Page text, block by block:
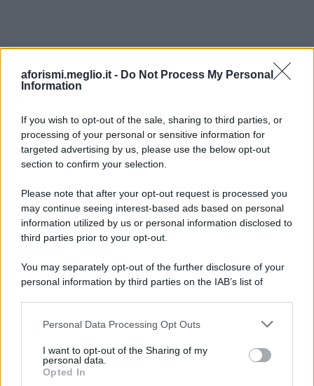
aforismi.meglio.it - Do Not Process My Personal
Information
If you wish to opt-out of the sale, sharing to third parties, or
processing of your personal or sensitive information for
targeted advertising by us, please use the below opt-out
section to confirm your selection.
Please note that after your opt-out request is processed you
may continue seeing interest-based ads based on personal
information utilized by us or personal information disclosed to
third parties prior to your opt-out.
You may separately opt-out of the further disclosure of your
personal information by third parties on the IAB’s list of
This information may also be disclosed by us to third parties
disclose it to other third parties.
Please note that this website/app uses one or more Google
Personal Data Processing Opt Outs
I want to opt-out of the Sharing of my
personal data.
Opted In
Ricevi LE FRASI PIÙ BELLE via e-mail
E-mail